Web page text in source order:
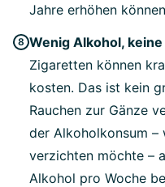
Jahre erhöhen
Wenig Alkohol,
Zigaretten können
kosten. Das ist kein
Rauchen zur Gänze
der Alkoholkonsum –
verzichten möchte –
Alkohol pro Woche